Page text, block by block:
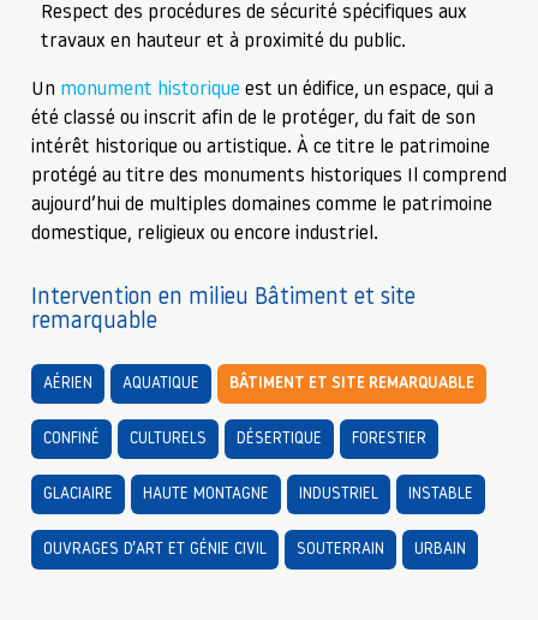
Respect des procédures de sécurité spécifiques aux
travaux en hauteur et à proximité du public.
Un monument historique est un édifice, un espace, qui a
été classé ou inscrit afin de le protéger, du fait de son
intérêt historique ou artistique. À ce titre le patrimoine
protégé au titre des monuments historiques Il comprend
aujourd’hui de multiples domaines comme le patrimoine
domestique, religieux ou encore industriel.
Intervention en milieu Bâtiment et site
remarquable
AÉRIEN AQUATIQUE BÂTIMENT ET SITE REMARQUABLE
CONFINÉ CULTURELS DÉSERTIQUE FORESTIER
GLACIAIRE HAUTE MONTAGNE INDUSTRIEL INSTABLE
OUVRAGES D’ART ET GÉNIE CIVIL SOUTERRAIN URBAIN